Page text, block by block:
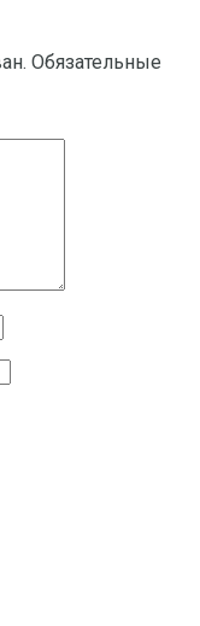
Обязательные